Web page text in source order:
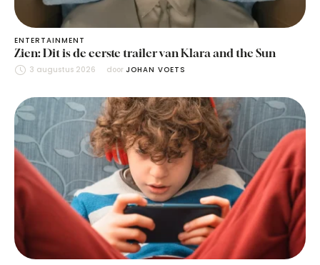
ENTERTAINMENT
Zien: Dit is de eerste trailer van Klara and the Sun
3 augustus 2026 door JOHAN VOETS